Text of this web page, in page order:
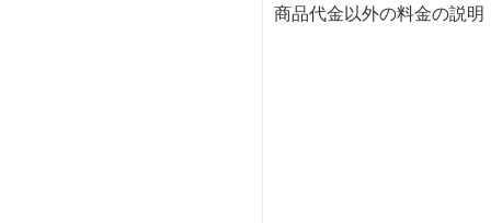
商品代金以外の料金の説明